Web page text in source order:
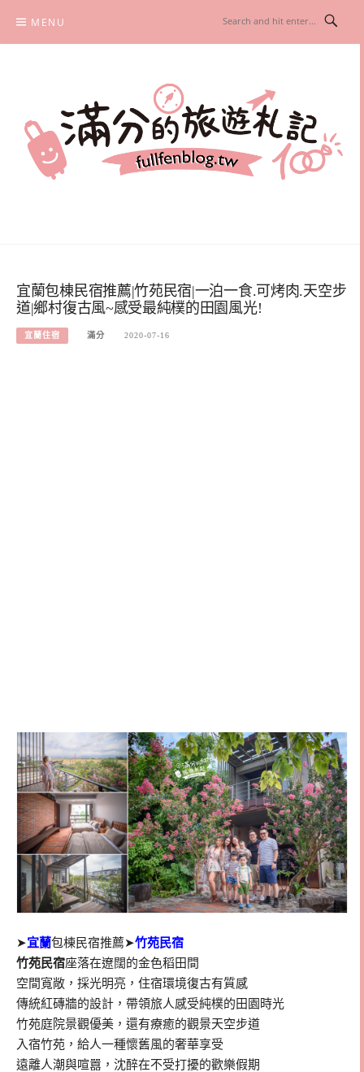
content
MENU
宜蘭包棟民宿推薦|竹苑民宿|一泊一食.可烤肉.天空步
道|鄉村復古風~感受最純樸的田園風光!
宜蘭住宿 滿分 2020-07-16
➤宜蘭包棟民宿推薦➤竹苑民宿
竹苑民宿座落在遼闊的金色稻田間
空間寬敞，採光明亮，住宿環境復古有質感
傳統紅磚牆的設計，帶領旅人感受純樸的田園時光
竹苑庭院景觀優美，還有療癒的觀景天空步道
入宿竹苑，給人一種懷舊風的奢華享受
遠離人潮與喧囂，沈醉在不受打擾的歡樂假期